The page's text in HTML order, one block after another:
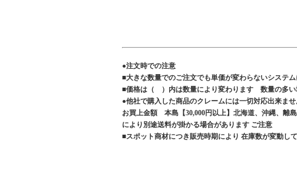
●注文時での注意
■大きな数量でのご注文でも単価が変わらないシステ
■価格は（ ）内は数量により変わります 数量の多い
●他社で購入した商品のクレームには一切対応出来ま
お買上金額 本島【30,000円以上】北海道、沖縄、離
により別途送料が掛かる場合があります ご注意
■スポット商材につき販売時期により 在庫数が変動し